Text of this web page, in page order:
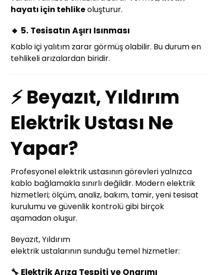
hayatı için tehlikeoluşturur.
🔸 5. Tesisatın Aşırı Isınması
Kablo içi yalıtım zarar görmüş olabilir. Bu durum en
tehlikeli arızalardan biridir.
⚡ Beyazıt, Yıldırım
Elektrik Ustası Ne
Yapar?
Profesyonel elektrik ustasının görevleri yalnızca
kablo bağlamakla sınırlı değildir. Modern elektrik
hizmetleri; ölçüm, analiz, bakım, tamir, yeni tesisat
kurulumu ve güvenlik kontrolü gibi birçok
aşamadan oluşur.
Beyazıt, Yıldırım
elektrik ustalarının sunduğu temel hizmetler:
🔧 Elektrik Arıza Tespiti ve Onarımı